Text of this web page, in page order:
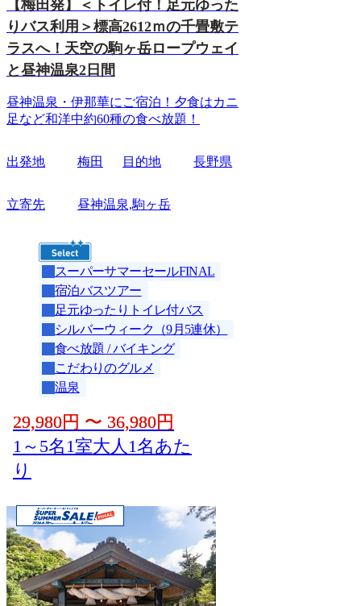
【梅田発】＜トイレ付！足元ゆった
りバス利用＞標高2612ｍの千畳敷テ
ラスへ！天空の駒ヶ岳ロープウェイ
と昼神温泉2日間
昼神温泉・伊那華にご宿泊！夕食はカニ
足など和洋中約60種の食べ放題！
出発地 梅田 目的地 長野県
立寄先 昼神温泉,駒ヶ岳
スーパーサマーセールFINAL
宿泊バスツアー
足元ゆったりトイレ付バス
シルバーウィーク（9月5連休）
食べ放題 / バイキング
こだわりのグルメ
温泉
29,980円 〜 36,980円
1～5名1室大人1名あた
り